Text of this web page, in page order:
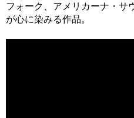
フォーク、アメリカーナ・サ
が心に染みる作品。